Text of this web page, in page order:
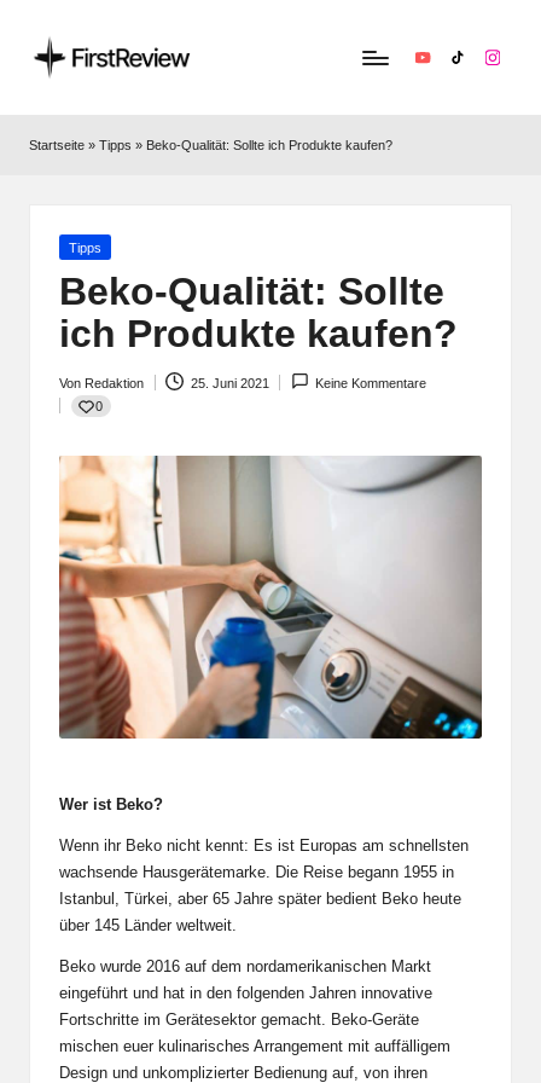
ir
Alles
Apple,
Smart‑Home,
Kopfhörern
YouTubeTikTok
Startseite » Tipps » Beko-Qualität: Sollte ich Produkte kaufen?
Posted
Tipps
Beko-Qualität: Sollte
ich Produkte kaufen?
Posted
by
Von Redaktion 25. Juni 2021
Keine Kommentare
0
Wer ist Beko?
Wenn ihr Beko nicht kennt: Es ist Europas am schnellsten
wachsende Hausgerätemarke. Die Reise begann 1955 in
Istanbul, Türkei, aber 65 Jahre später bedient Beko heute
über 145 Länder weltweit.
Beko wurde 2016 auf dem nordamerikanischen Markt
eingeführt und hat in den folgenden Jahren innovative
Fortschritte im Gerätesektor gemacht. Beko-Geräte
mischen euer kulinarisches Arrangement mit auffälligem
Design und unkomplizierter Bedienung auf, von ihren